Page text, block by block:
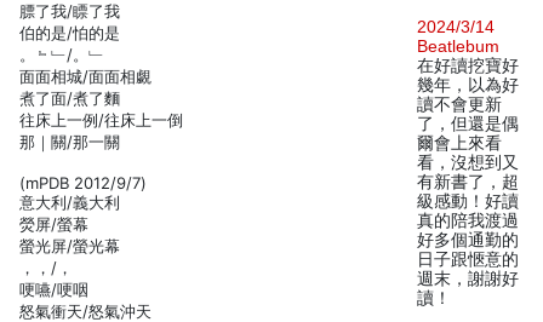
膘了我/瞟了我
伯的是/怕的是
。﹄﹂/。﹂
面面相城/面面相覷
煮了面/煮了麵
往床上一例/往床上一倒
那｜關/那一關
(mPDB 2012/9/7)
意大利/義大利
熒屏/螢幕
螢光屏/螢光幕
，，/，
哽嚥/哽咽
怒氣衝天/怒氣沖天
2024/3/14
Beatlebum
在好讀挖寶好
幾年，以為好
讀不會更新
了，但還是偶
爾會上來看
看，沒想到又
有新書了，超
級感動！好讀
真的陪我渡過
好多個通勤的
日子跟愜意的
週末，謝謝好
讀！